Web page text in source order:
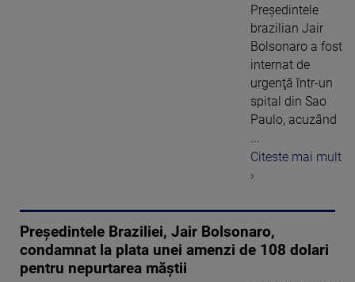
Președintele
brazilian Jair
Bolsonaro a fost
internat de
urgenţă într-un
spital din Sao
Paulo, acuzând
...
Citeste mai mult
›
Preşedintele Braziliei, Jair Bolsonaro,
condamnat la plata unei amenzi de 108 dolari
pentru nepurtarea măştii